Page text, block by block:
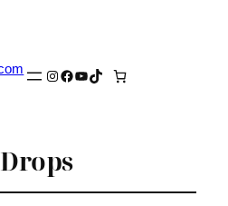
Instagram
Facebook
YouTube
TikTok
Drops